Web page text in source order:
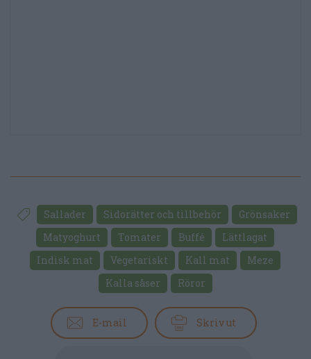
Sallader Sidorätter och tillbehör
Grönsaker
Matyoghurt
Tomater Buffé
Lättlagat
Indisk mat
Vegetariskt Kall mat
Meze
Kalla såser
Röror
E-mail Skriv ut